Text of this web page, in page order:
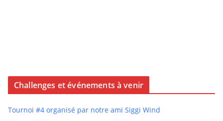
Challenges et événements à venir
Tournoi #4 organisé par notre ami Siggi Wind